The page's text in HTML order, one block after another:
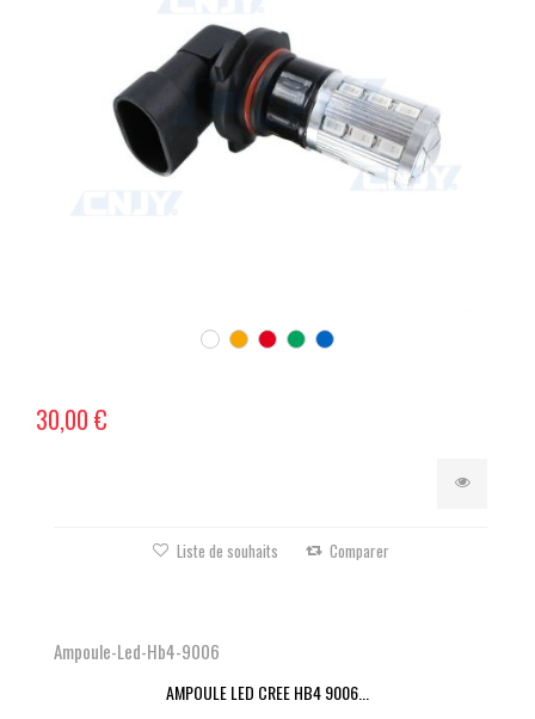
30,00 €
Liste de souhaits Comparer
Ampoule-Led-Hb4-9006
AMPOULE LED CREE HB4 9006...